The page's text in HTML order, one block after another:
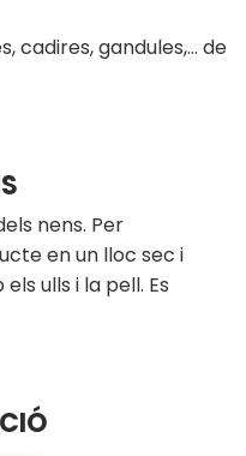
cadires, gandules,… de
nens. Per
en un lloc sec i
ulls i la pell. Es